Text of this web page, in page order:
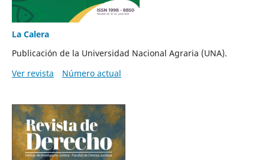
La Calera
Publicación de la Universidad Nacional Agraria (UNA).
Ver revista
Número actual